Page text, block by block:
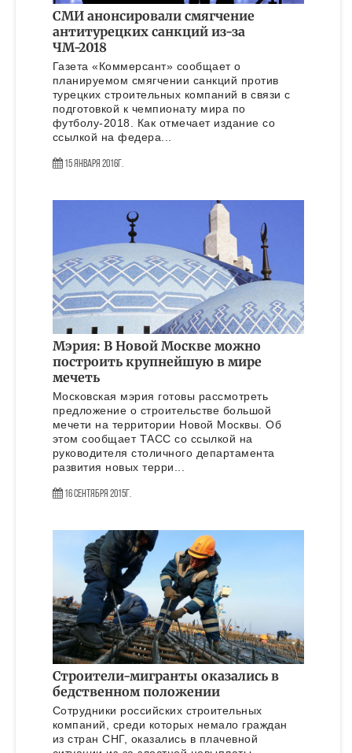
СМИ анонсировали смягчение
антитурецких санкций из-за
ЧМ-2018
Газета «Коммерсант» сообщает о
планируемом смягчении санкций против
турецких строительных компаний в связи с
подготовкой к чемпионату мира по
футболу-2018. Как отмечает издание со
ссылкой на федера...
15 Января 2016г.
Мэрия: В Новой Москве можно
построить крупнейшую в мире
мечеть
Московская мэрия готовы рассмотреть
предложение о строительстве большой
мечети на территории Новой Москвы. Об
этом сообщает ТАСС со ссылкой на
руководителя столичного департамента
развития новых терри...
16 Сентября 2015г.
Строители-мигранты оказались в
бедственном положении
Сотрудники российских строительных
компаний, среди которых немало граждан
из стран СНГ, оказались в плачевной